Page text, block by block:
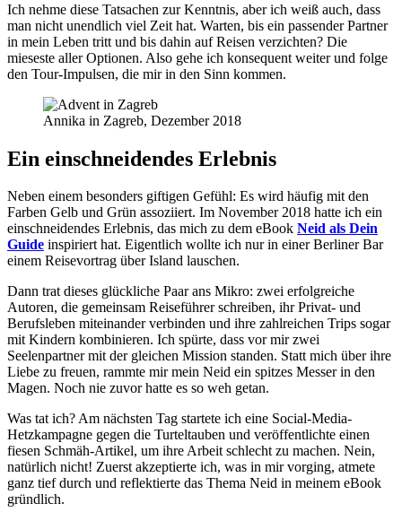
Ich nehme diese Tatsachen zur Kenntnis, aber ich weiß auch, dass
man nicht unendlich viel Zeit hat. Warten, bis ein passender Partner
in mein Leben tritt und bis dahin auf Reisen verzichten? Die
mieseste aller Optionen. Also gehe ich konsequent weiter und folge
den Tour-Impulsen, die mir in den Sinn kommen.
Annika in Zagreb, Dezember 2018
Ein einschneidendes Erlebnis
Neben einem besonders giftigen Gefühl: Es wird häufig mit den
Farben Gelb und Grün assoziiert. Im November 2018 hatte ich ein
einschneidendes Erlebnis, das mich zu dem eBook Neid als Dein
Guide inspiriert hat. Eigentlich wollte ich nur in einer Berliner Bar
einem Reisevortrag über Island lauschen.
Dann trat dieses glückliche Paar ans Mikro: zwei erfolgreiche
Autoren, die gemeinsam Reiseführer schreiben, ihr Privat- und
Berufsleben miteinander verbinden und ihre zahlreichen Trips sogar
mit Kindern kombinieren. Ich spürte, dass vor mir zwei
Seelenpartner mit der gleichen Mission standen. Statt mich über ihre
Liebe zu freuen, rammte mir mein Neid ein spitzes Messer in den
Magen. Noch nie zuvor hatte es so weh getan.
Was tat ich? Am nächsten Tag startete ich eine Social-Media-
Hetzkampagne gegen die Turteltauben und veröffentlichte einen
fiesen Schmäh-Artikel, um ihre Arbeit schlecht zu machen. Nein,
natürlich nicht! Zuerst akzeptierte ich, was in mir vorging, atmete
ganz tief durch und reflektierte das Thema Neid in meinem eBook
gründlich.